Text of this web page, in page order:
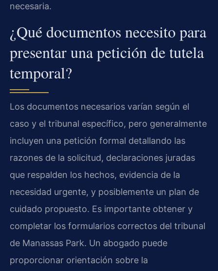
necesaria.
¿Qué documentos necesito para
presentar una petición de tutela
temporal?
Los documentos necesarios varían según el
caso y el tribunal específico, pero generalmente
incluyen una petición formal detallando las
razones de la solicitud, declaraciones juradas
que respalden los hechos, evidencia de la
necesidad urgente, y posiblemente un plan de
cuidado propuesto. Es importante obtener y
completar los formularios correctos del tribunal
de Manassas Park. Un abogado puede
proporcionar orientación sobre la